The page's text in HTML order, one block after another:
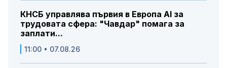
КНСБ управлява първия в Европа AI за
трудовата сфера: "Чавдар" помага за
заплати...
11:00 • 07.08.26